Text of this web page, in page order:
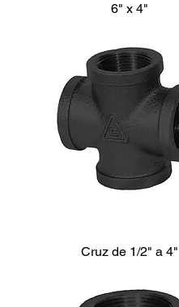
6" x 4"
Cruz de 1/2" a 4"